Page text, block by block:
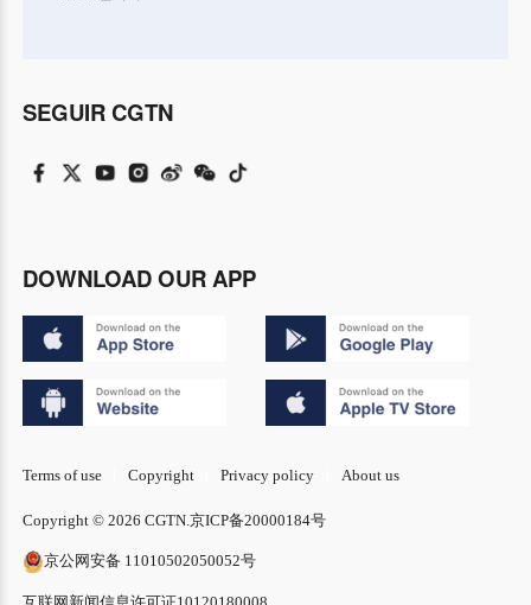
SEGUIR CGTN
DOWNLOAD OUR APP
Terms of use Copyright Privacy policy About us
Copyright © 2026 CGTN. 京ICP备20000184号
京公网安备 11010502050052号